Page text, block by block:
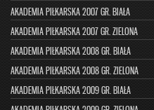
AKADEMIA PIŁKARSKA 2007 GR. BIAŁA
AKADEMIA PIŁKARSKA 2007 GR. ZIELONA
AKADEMIA PIŁKARSKA 2008 GR. BIAŁA
AKADEMIA PIŁKARSKA 2008 GR. ZIELONA
AKADEMIA PIŁKARSKA 2009 GR. BIAŁA